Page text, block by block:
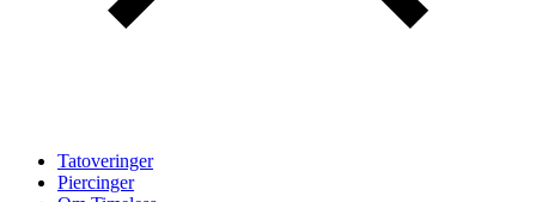
Tatoveringer
Piercinger